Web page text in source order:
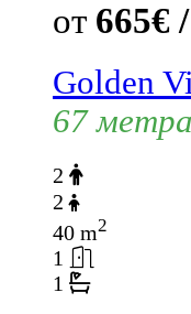
от 665€
Golden
67
2
2
40 m2
1
1